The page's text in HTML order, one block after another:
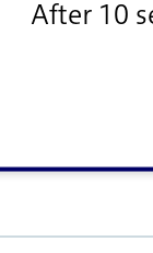
After 10
教育訓練講座
ができます。